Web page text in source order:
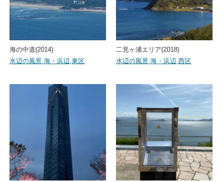
海の中道(2014)
水辺の風景,海・浜辺,東区
二見ヶ浦エリア(2018)
水辺の風景,海・浜辺,西区